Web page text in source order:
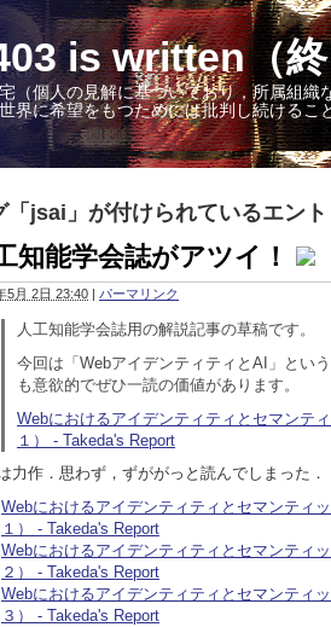
is written（
（個人の見解に基づいており，所属組
界に希望をもつためには批判し続ける
「jsai」が付けられているエン
知能学会誌がアツイ！
5月 2日 23:40 | パーマリンク
人工知能学会誌用の解説記事の草稿です。
今回は「WebアイデンティティとAI」とい
も意欲的でぜひ一読の価値があります。
Webにおけるアイデンティティとセマンテ
１） - Takeda's Report
力作．思わず，ずががっと読んでしまった．
Webにおけるアイデンティティとセマンティ
１） - Takeda's Report
Webにおけるアイデンティティとセマンティ
２） - Takeda's Report
Webにおけるアイデンティティとセマンティ
３） - Takeda's Report